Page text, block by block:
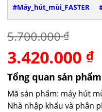
#Máy_hút_mùi_FASTER
5.700.000₫
Giá
gốc
là:
5.700.000 ₫.
3.420.000 ₫
tại
Tổng quan sản phẩm
Mã sản phẩm: máy hút
Nhà nhập khẩu và phân